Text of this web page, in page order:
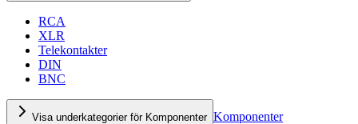
RCA
XLR
Telekontakter
DIN
BNC
Visa underkategorier för Komponenter Komponenter